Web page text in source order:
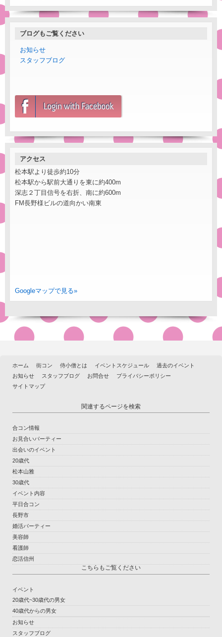
ブログもご覧ください
お知らせ
スタッフブログ
アクセス
松本駅より徒歩約10分
松本駅から駅前大通りを東に約400m
深志２丁目信号を右折、南に約600m
FM長野様ビルの道向かい南東
Googleマップで見る»
ホーム 街コン 侍小僧とは イベントスケジュール
過去のイベント
お知らせ
スタッフブログ お問合せ
プライバシーポリシー
サイトマップ
関連するページを検索
合コン情報
お見合いパーティー
出会いのイベント
20歳代
松本山雅
30歳代
イベント内容
平日合コン
長野市
婚活パーティー
美容師
看護師
恋活信州
こちらもご覧ください
イベント
20歳代~30歳代の男女
40歳代からの男女
お知らせ
スタッフブログ